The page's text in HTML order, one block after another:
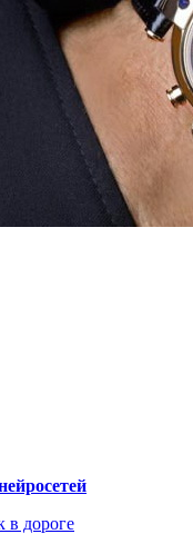
в дороге